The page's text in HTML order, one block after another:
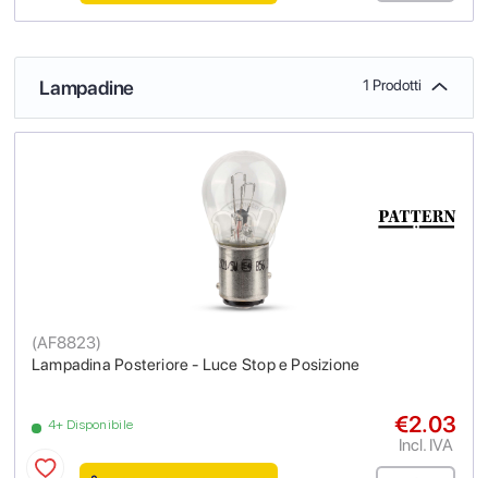
Lampadine 1 Prodotti
Lampadina Posteriore - Luce Stop e Posizione
(AF8823)
4+ Disponibile €2.03
Incl. IVA